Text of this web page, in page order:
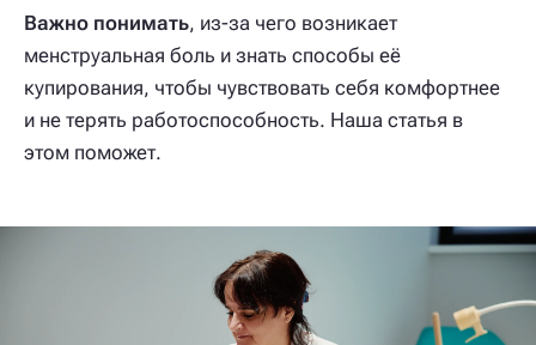
Важно понимать, из-за чего возникает
менструальная боль и знать способы её
купирования, чтобы чувствовать себя комфортнее
и не терять работоспособность. Наша статья в
этом поможет.